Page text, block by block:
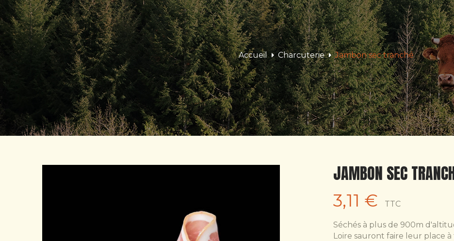
Accueil Charcuterie Jambon sec tranché
JAMBON SEC
3,11 € TTC
Séchés à plus de 900m
Loire sauront faire leur place à